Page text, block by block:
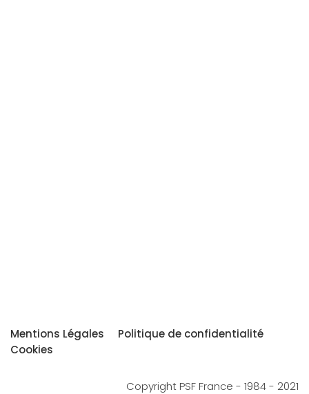
Mentions Légales
Politique de confidentialité
Cookies
Copyright PSF France - 1984 - 2021